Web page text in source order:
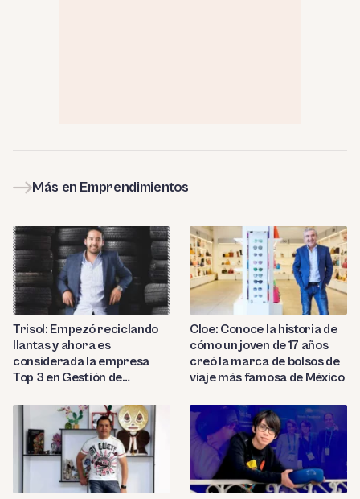
Más en Emprendimientos
Trisol: Empezó reciclando
llantas y ahora es
considerada la empresa
Top 3 en Gestión de
Cloe: Conoce la historia de
cómo un joven de 17 años
creó la marca de bolsos de
viaje más famosa de México